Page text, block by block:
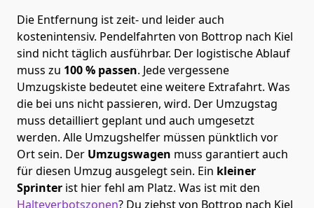
Die Entfernung ist zeit- und leider auch
kostenintensiv. Pendelfahrten von Bottrop nach Kiel
sind nicht täglich ausführbar. Der logistische Ablauf
muss zu 100 % passen. Jede vergessene
Umzugskiste bedeutet eine weitere Extrafahrt. Was
die bei uns nicht passieren, wird. Der Umzugstag
muss detailliert geplant und auch umgesetzt
werden. Alle Umzugshelfer müssen pünktlich vor
Ort sein. Der Umzugswagen muss garantiert auch
für diesen Umzug ausgelegt sein. Ein kleiner
Sprinter ist hier fehl am Platz. Was ist mit den
Halteverbotszonen? Du ziehst von Bottrop nach Kiel